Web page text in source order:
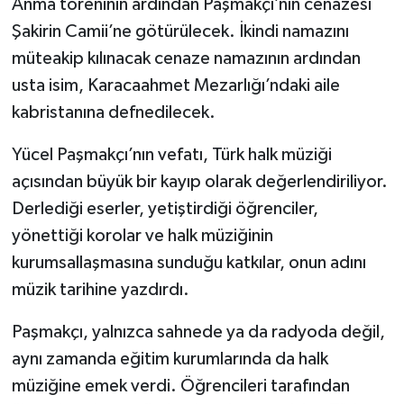
Anma töreninin ardından Paşmakçı’nın cenazesi
Şakirin Camii’ne götürülecek. İkindi namazını
müteakip kılınacak cenaze namazının ardından
usta isim, Karacaahmet Mezarlığı’ndaki aile
kabristanına defnedilecek.
Yücel Paşmakçı’nın vefatı, Türk halk müziği
açısından büyük bir kayıp olarak değerlendiriliyor.
Derlediği eserler, yetiştirdiği öğrenciler,
yönettiği korolar ve halk müziğinin
kurumsallaşmasına sunduğu katkılar, onun adını
müzik tarihine yazdırdı.
Paşmakçı, yalnızca sahnede ya da radyoda değil,
aynı zamanda eğitim kurumlarında da halk
müziğine emek verdi. Öğrencileri tarafından